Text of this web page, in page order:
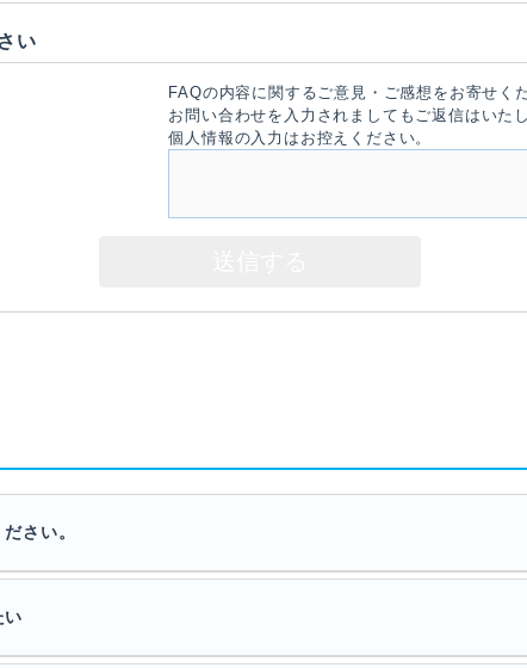
い
FAQの内容に関するご意見・ご感想をお寄せく
お問い合わせを入力されましてもご返信はいた
個人情報の入力はお控えください。
さい。
い